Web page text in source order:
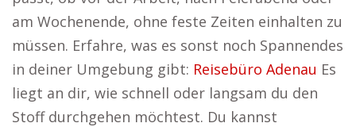
am Wochenende, ohne feste Zeiten einhalten zu
müssen. Erfahre, was es sonst noch Spannendes
in deiner Umgebung gibt: Reisebüro Adenau Es
liegt an dir, wie schnell oder langsam du den
Stoff durchgehen möchtest. Du kannst